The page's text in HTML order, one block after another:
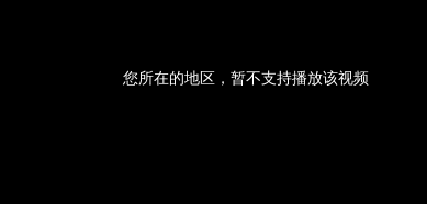
您所在的地区，暂不支持播放该视频